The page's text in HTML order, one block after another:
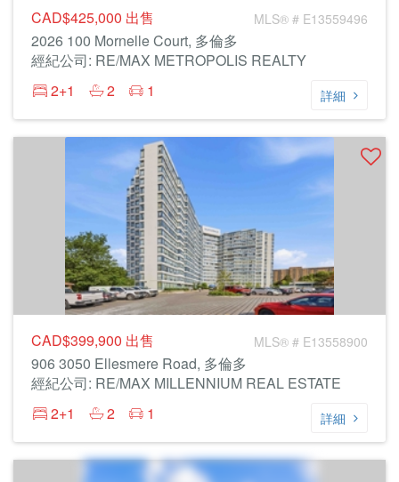
CAD$425,000 出售 MLS® # E13559496
2026 100 Mornelle Court, 多倫多
經紀公司: RE/MAX METROPOLIS REALTY
2+1
2 1 詳細
CAD$399,900 出售 MLS® # E13558900
906 3050 Ellesmere Road, 多倫多
經紀公司: RE/MAX MILLENNIUM REAL ESTATE
2+1
2 1 詳細